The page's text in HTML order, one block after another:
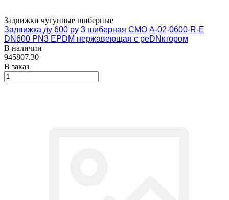
Задвижки чугунные шиберные
Задвижка ду 600 ру 3 шиберная СМО A-02-0600-R-E
DN600 PN3 EPDM нержавеющая с реDNктором
В наличии
945807.30
В заказ